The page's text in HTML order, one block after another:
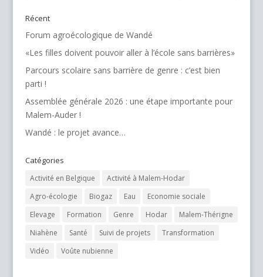
Récent
Forum agroécologique de Wandé
«Les filles doivent pouvoir aller à l’école sans barrières»
Parcours scolaire sans barrière de genre : c’est bien
parti !
Assemblée générale 2026 : une étape importante pour
Malem-Auder !
Wandé : le projet avance…
Catégories
Activité en Belgique
Activité à Malem-Hodar
Agro-écologie
Biogaz Eau
Economie sociale
Elevage
Formation Genre Hodar
Malem-Thérigne
Niahène
Santé Suivi de projets
Transformation
Vidéo
Voûte nubienne